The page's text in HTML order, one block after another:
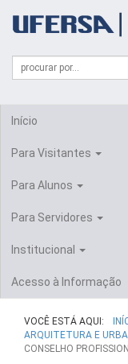
portal
UFERSA
Formulário
Busca
Campo
de
Início
Para Visitantes
Para Alunos
Para Servidores
Institucional
Acesso à Informação
VOCÊ ESTÁ AQUI:
ARQUITETURA E
CONSELHO